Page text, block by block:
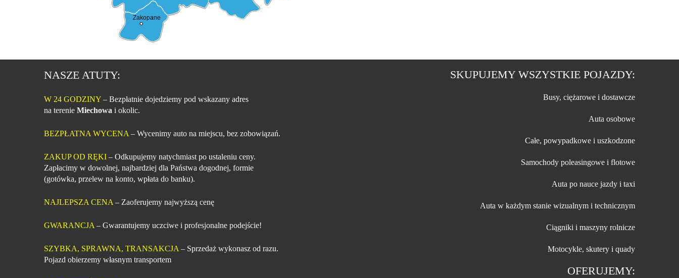
Zakopane
NASZE ATUTY:
W 24 GODZINY – Bezpłatnie dojedziemy pod wskazany adres
na terenie Miechowa i okolic.
BEZPŁATNA WYCENA – Wycenimy auto na miejscu, bez zobowiązań.
ZAKUP OD RĘKI – Odkupujemy natychmiast po ustaleniu ceny.
Zapłacimy w dowolnej, najbardziej dla Państwa dogodnej, formie
(gotówka, przelew na konto, wpłata do banku).
NAJLEPSZA CENA – Zaoferujemy najwyższą cenę
GWARANCJA – Gwarantujemy uczciwe i profesjonalne podejście!
SZYBKA, SPRAWNA, TRANSAKCJA – Sprzedaż wykonasz od razu.
Pojazd obierzemy własnym transportem
SKUPUJEMY WSZYSTKIE POJAZDY:
Busy, ciężarowe i dostawcze
Auta osobowe
Całe, powypadkowe i uszkodzone
Samochody poleasingowe i flotowe
Auta po nauce jazdy i taxi
Auta w każdym stanie wizualnym i technicznym
Ciągniki i maszyny rolnicze
Motocykle, skutery i quady
OFERUJEMY: